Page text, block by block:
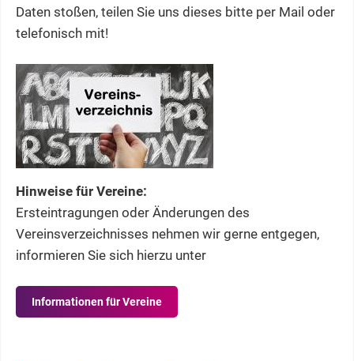
Daten stoßen, teilen Sie uns dieses bitte per Mail oder
telefonisch mit!
Hinweise für Vereine:
Ersteintragungen oder Änderungen des
Vereinsverzeichnisses nehmen wir gerne entgegen,
informieren Sie sich hierzu unter
Informationen für Vereine